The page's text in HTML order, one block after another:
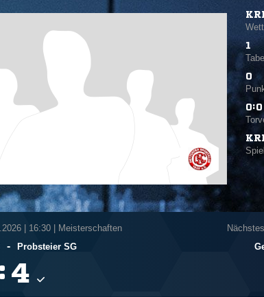
1
0
0:0
| 16:30 | Meisterschaften
- Probsteier SG
: 